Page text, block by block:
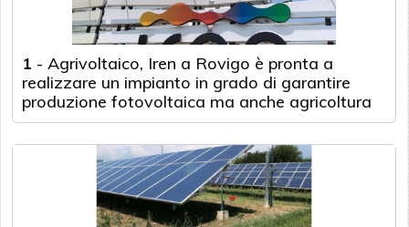
1 - Agrivoltaico, Iren a Rovigo è pronta a
realizzare un impianto in grado di garantire
produzione fotovoltaica ma anche agricoltura